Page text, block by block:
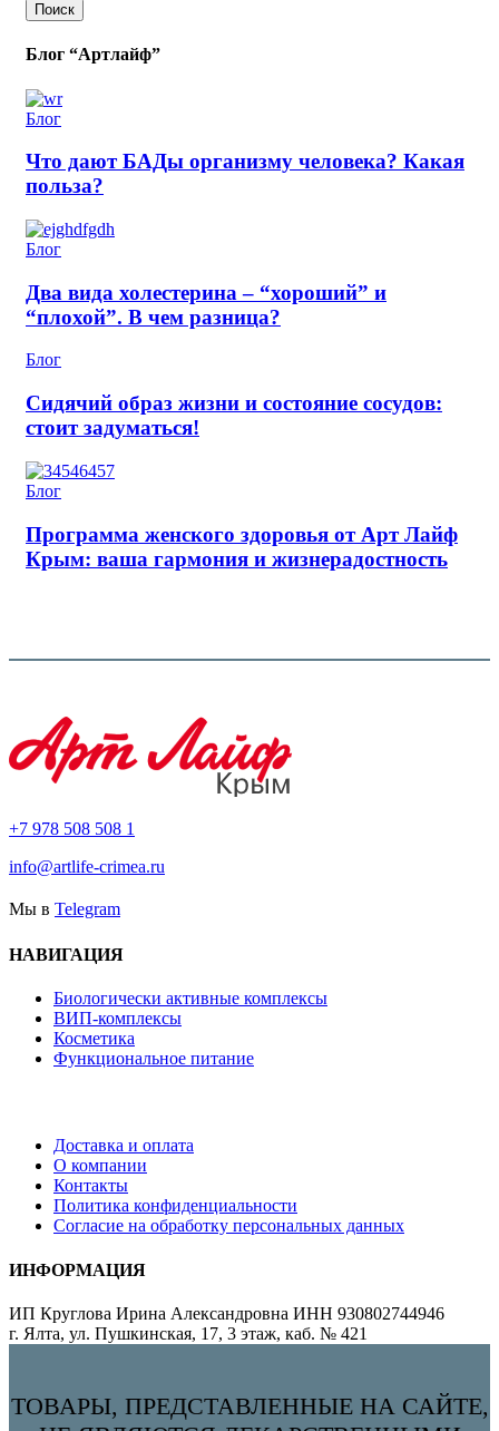
Поиск
Блог “Артлайф”
Блог
Что дают БАДы организму человека? Какая
польза?
Блог
Два вида холестерина – “хороший” и
“плохой”. В чем разница?
Блог
Сидячий образ жизни и состояние сосудов:
стоит задуматься!
Блог
Программа женского здоровья от Арт Лайф
Крым: ваша гармония и жизнерадостность
+7 978 508 508 1
info@artlife-crimea.ru
Мы в Telegram
НАВИГАЦИЯ
Биологически активные комплексы
ВИП-комплексы
Косметика
Функциональное питание
Доставка и оплата
О компании
Контакты
Политика конфиденциальности
Согласие на обработку персональных данных
ИНФОРМАЦИЯ
ИП Круглова Ирина Александровна ИНН 930802744946
г. Ялта, ул. Пушкинская, 17, 3 этаж, каб. № 421
ТОВАРЫ, ПРЕДСТАВЛЕННЫЕ НА САЙТЕ,